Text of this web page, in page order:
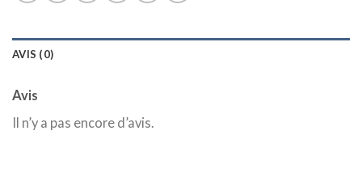
AVIS (0)
Avis
Il n’y a pas encore d’avis.